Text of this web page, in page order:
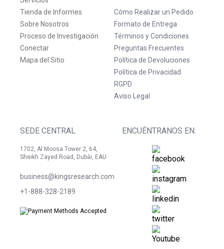
Tienda de Informes
Sobre Nosotros
Proceso de Investigación
Conectar
Mapa del Sitio
Cómo Realizar un Pedido
Formato de Entrega
Términos y Condiciones
Preguntas Frecuentes
Política de Devoluciones
Política de Privacidad
RGPD
Aviso Legal
SEDE CENTRAL
1702, Al Moosa Tower 2, 64,
Sheikh Zayed Road, Dubái, EAU
business@kingsresearch.com
+1-888-328-2189
ENCUÉNTRANOS EN: